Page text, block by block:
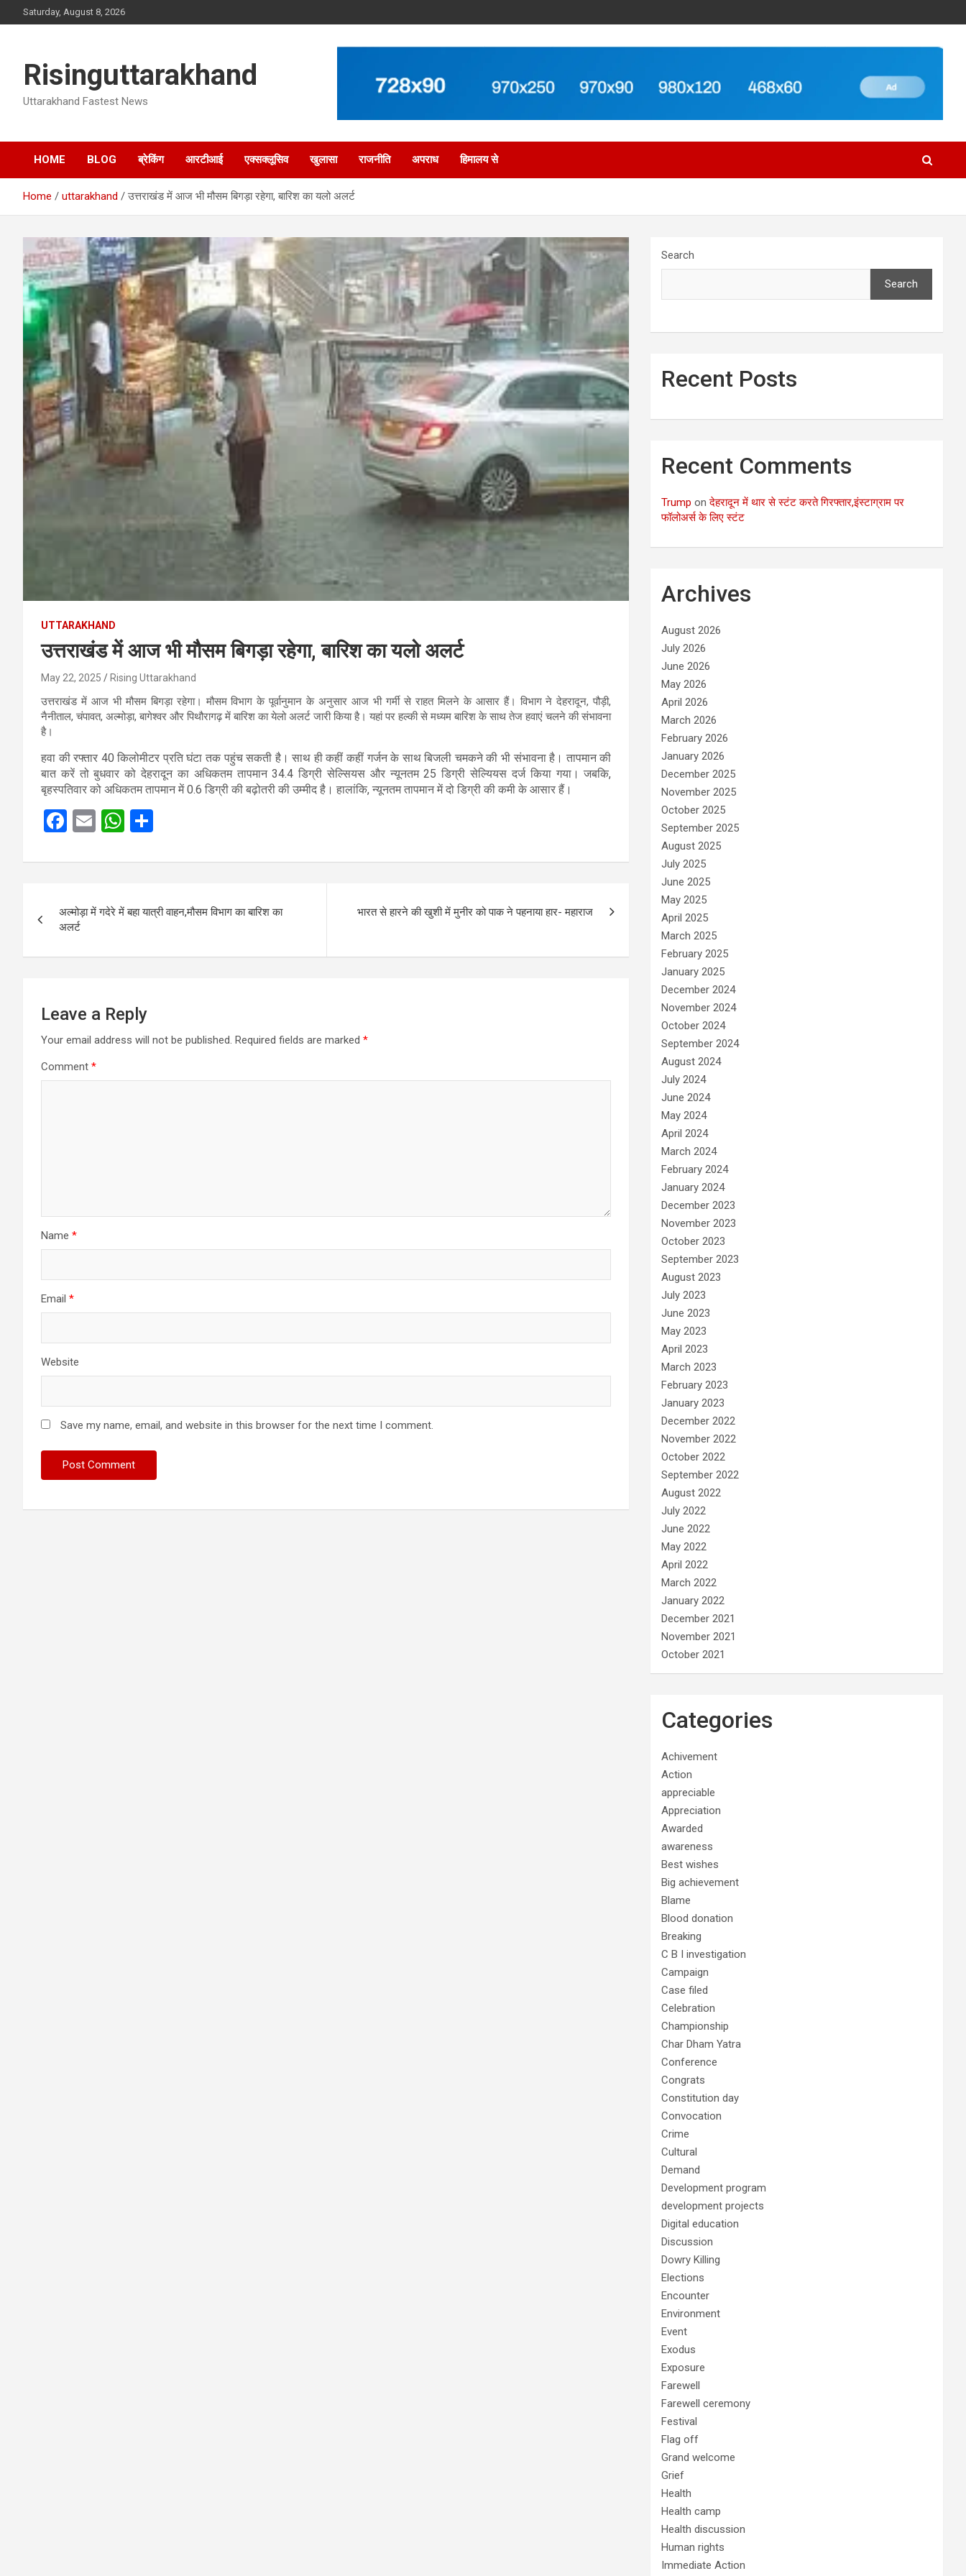
to
Saturday, August 8, 2026
Risinguttarakhand
Uttarakhand Fastest News
HOME BLOG ब्रेकिंग आरटीआई एक्सक्लूसिव खुलासा राजनीति अपराध हिमालय से
Home uttarakhand उत्तराखंड में आज भी मौसम बिगड़ा रहेगा, बारिश का यलो अलर्ट
UTTARAKHAND
उत्तराखंड में आज भी मौसम बिगड़ा रहेगा, बारिश का यलो अलर्ट
May 22, 2025 Rising Uttarakhand
उत्तराखंड में आज भी मौसम बिगड़ा रहेगा। मौसम विभाग के पूर्वानुमान के अनुसार आज भी गर्मी से राहत मिलने के आसार हैं। विभाग ने देहरादून, पौड़ी,
नैनीताल, चंपावत, अल्मोड़ा, बागेश्वर और पिथौरागढ़ में बारिश का येलो अलर्ट जारी किया है। यहां पर हल्की से मध्यम बारिश के साथ तेज हवाएं चलने की संभावना
है।
हवा की रफ्तार 40 किलोमीटर प्रति घंटा तक पहुंच सकती है। साथ ही कहीं कहीं गर्जन के साथ बिजली चमकने की भी संभावना है। तापमान की
बात करें तो बुधवार को देहरादून का अधिकतम तापमान 34.4 डिग्री सेल्सियस और न्यूनतम 25 डिग्री सेल्यियस दर्ज किया गया। जबकि,
बृहस्पतिवार को अधिकतम तापमान में 0.6 डिग्री की बढ़ोतरी की उम्मीद है। हालांकि, न्यूनतम तापमान में दो डिग्री की कमी के आसार हैं।
F
ce
o
o
k
E
ail
W
at
A
p
ar
navigation
अल्मोड़ा में गदेरे में बहा यात्री वाहन,मौसम विभाग का बारिश का
अलर्ट
भारत से हारने की खुशी में मुनीर को पाक ने पहनाया हार- महाराज
Leave a Reply
Your email address will not be published. Required fields are marked *
Comment *
Name *
Email *
Website
Save my name, email, and website in this browser for the next time I comment.
Search
Search
Recent Posts
Recent Comments
Trump onदेहरादून में थार से स्टंट करते गिरफ्तार,इंस्टाग्राम पर
फॉलोअर्स के लिए स्टंट
Archives
August 2026
July 2026
June 2026
May 2026
April 2026
March 2026
February 2026
January 2026
December 2025
November 2025
October 2025
September 2025
August 2025
July 2025
June 2025
May 2025
April 2025
March 2025
February 2025
January 2025
December 2024
November 2024
October 2024
September 2024
August 2024
July 2024
June 2024
May 2024
April 2024
March 2024
February 2024
January 2024
December 2023
November 2023
October 2023
September 2023
August 2023
July 2023
June 2023
May 2023
April 2023
March 2023
February 2023
January 2023
December 2022
November 2022
October 2022
September 2022
August 2022
July 2022
June 2022
May 2022
April 2022
March 2022
January 2022
December 2021
November 2021
October 2021
Categories
Achivement
Action
appreciable
Appreciation
Awarded
awareness
Best wishes
Big achievement
Blame
Blood donation
Breaking
C B I investigation
Campaign
Case filed
Celebration
Championship
Char Dham Yatra
Conference
Congrats
Constitution day
Convocation
Crime
Cultural
Demand
Development program
development projects
Digital education
Discussion
Dowry Killing
Elections
Encounter
Environment
Event
Exodus
Exposure
Farewell
Farewell ceremony
Festival
Flag off
Grand welcome
Grief
Health
Health camp
Health discussion
Human rights
Immediate Action